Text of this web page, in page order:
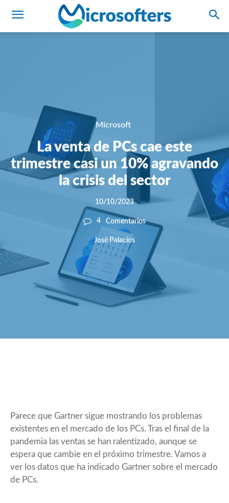
Microsoft
La venta de PCs cae este
trimestre casi un 10% agravando
la crisis del sector
10/10/2023
4 Comentarios
José Palacios
Parece que Gartner sigue mostrando los problemas
existentes en el mercado de los PCs. Tras el final de la
pandemia las ventas se han ralentizado, aunque se
espera que cambie en el próximo trimestre. Vamos a
ver los datos que ha indicado Gartner sobre el mercado
de PCs.